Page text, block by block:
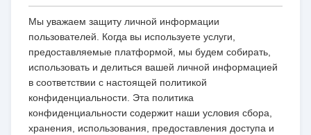
Мы уважаем защиту личной информации
пользователей. Когда вы используете услуги,
предоставляемые платформой, мы будем собирать,
использовать и делиться вашей личной информацией
в соответствии с настоящей политикой
конфиденциальности. Эта политика
конфиденциальности содержит наши условия сбора,
хранения, использования, предоставления доступа и